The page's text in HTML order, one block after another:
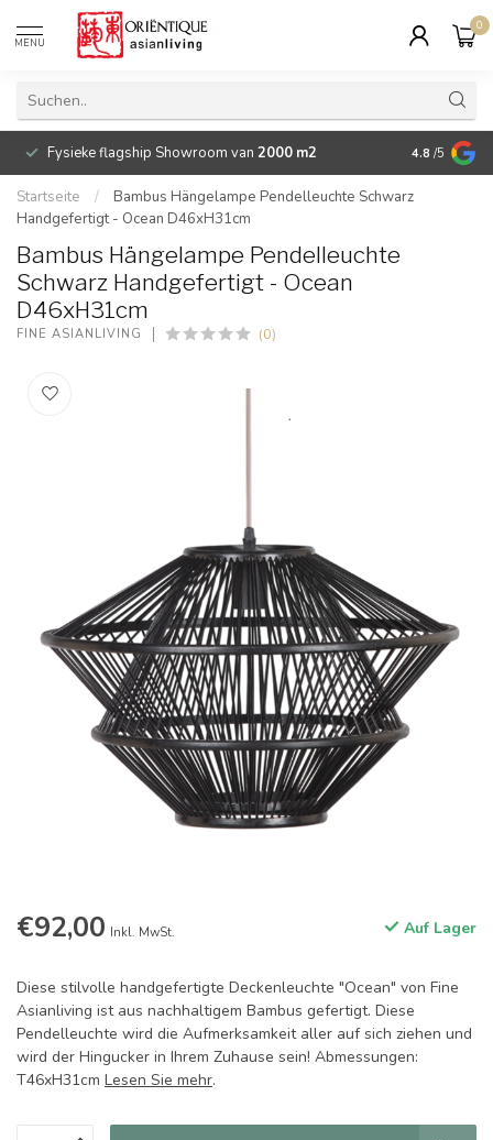
MENU
0
Fysieke flagship Showroom van 2000 m2 Betaalbare
4.8 /5
Startseite /
Bambus Hängelampe Pendelleuchte Schwarz
Handgefertigt - Ocean D46xH31cm
Bambus Hängelampe Pendelleuchte
Schwarz Handgefertigt - Ocean
D46xH31cm
FINE ASIANLIVING (0)
€92,00 Inkl. MwSt. Auf Lager
Diese stilvolle handgefertigte Deckenleuchte "Ocean" von Fine
Asianliving ist aus nachhaltigem Bambus gefertigt. Diese
Pendelleuchte wird die Aufmerksamkeit aller auf sich ziehen und
wird der Hingucker in Ihrem Zuhause sein! Abmessungen:
T46xH31cm Lesen Sie mehr.